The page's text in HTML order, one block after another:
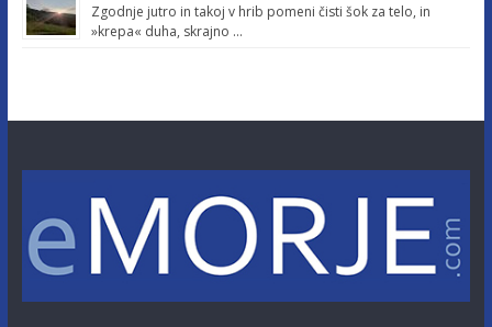
Zgodnje jutro in takoj v hrib pomeni čisti šok za telo, in
»krepa« duha, skrajno …